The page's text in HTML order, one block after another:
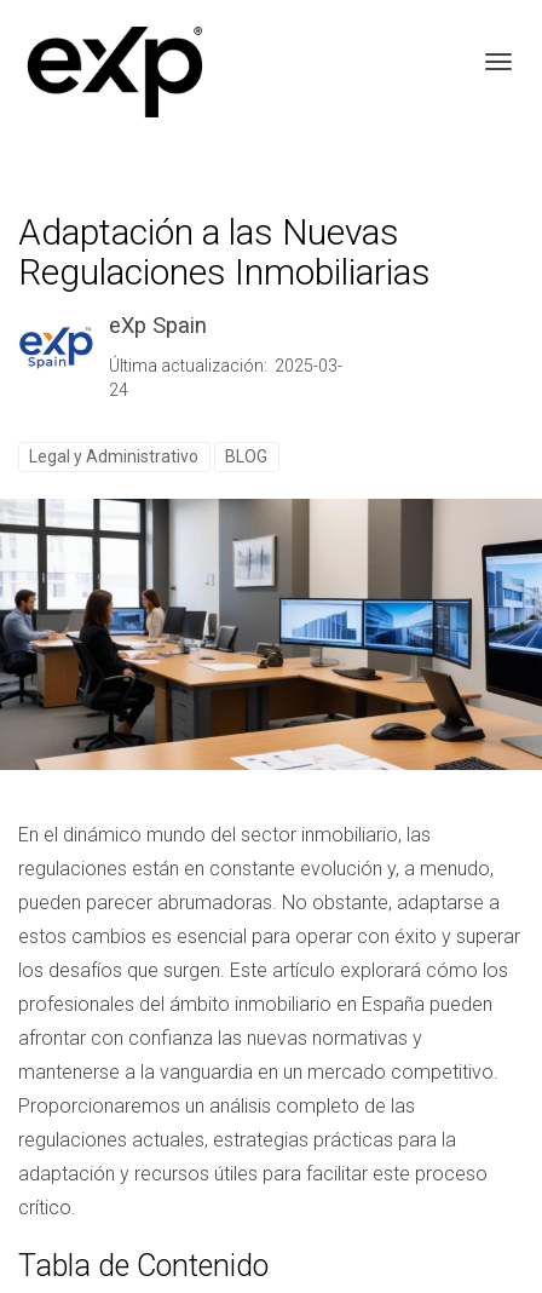
Adaptación a las Nuevas
Regulaciones Inmobiliarias
eXp Spain
Última actualización: 2025-03-
24
Legal y Administrativo BLOG
En el dinámico mundo del sector inmobiliario, las
regulaciones están en constante evolución y, a menudo,
pueden parecer abrumadoras. No obstante, adaptarse a
estos cambios es esencial para operar con éxito y superar
los desafíos que surgen. Este artículo explorará cómo los
profesionales del ámbito inmobiliario en España pueden
afrontar con confianza las nuevas normativas y
mantenerse a la vanguardia en un mercado competitivo.
Proporcionaremos un análisis completo de las
regulaciones actuales, estrategias prácticas para la
adaptación y recursos útiles para facilitar este proceso
crítico.
Tabla de Contenido